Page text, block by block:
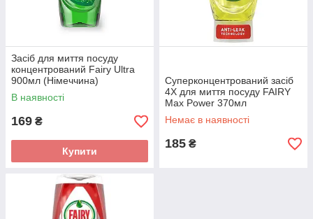
Засіб для миття посуду
концентрований Fairy Ultra
900мл (Німеччина)
В наявності
169 ₴
Купити
Суперконцентрований засіб
4X для миття посуду FAIRY
Max Power 370мл
Немає в наявності
185 ₴